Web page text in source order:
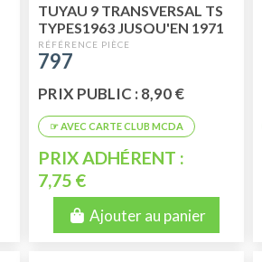
TUYAU 9 TRANSVERSAL TS
TYPES1963 JUSQU'EN 1971
797
PRIX PUBLIC : 8,90 €
PRIX ADHÉRENT :
7,75 €
Ajouter au panier